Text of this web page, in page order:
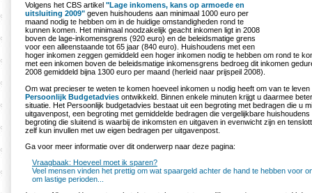
Volgens het CBS artikel "Lage inkomens, kans op armoede en
uitsluiting 2009" geven huishoudens aan minimaal 1000 euro per
maand nodig te hebben om in de huidige omstandigheden rond te
kunnen komen. Het minimaal noodzakelijk geacht inkomen ligt in 2008
boven de lage-inkomensgrens (920 euro) en de beleidsmatige grens
voor een alleenstaande tot 65 jaar (840 euro). Huishoudens met een
hoger inkomen zeggen gemiddeld een hoger inkomen nodig te hebben om rond te
met een inkomen boven de beleidsmatige inkomensgrens bedroeg dit inkomen
2008 gemiddeld bijna 1300 euro per maand (herleid naar prijspeil 2008).
Om wat precieser te weten te komen hoeveel inkomen u nodig heeft om van te leven
Persoonlijk Budgetadvies ontwikkeld. Binnen enkele minuten krijgt u daarmee
situatie. Het Persoonlijk budgetadvies bestaat uit een begroting met bedragen die u
uitgavenpost, een begroting met gemiddelde bedragen die vergelijkbare
begroting die sluitend is waarbij de inkomsten en uitgaven in evenwicht zijn en
zelf kun invullen met uw eigen bedragen per uitgavenpost.
Ga voor meer informatie over dit onderwerp naar deze pagina:
Vraagbaak: Hoeveel moet ik sparen?
Veel mensen vinden het prettig om wat spaargeld achter de hand te hebben voor
om lastige perioden...